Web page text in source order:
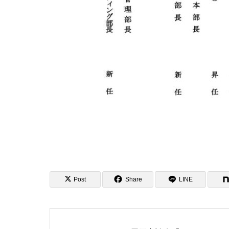
Post Share LINE